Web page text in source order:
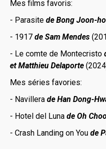
Mes films favoris:
- Parasite de Bong Joon-ho
- 1917 de Sam Mendes
- Le comte de Montecristo
et Matthieu Delaporte
Mes séries favories:
- Navillera de Han Dong-
- Hotel del Luna de Oh
- Crash Landing on You de